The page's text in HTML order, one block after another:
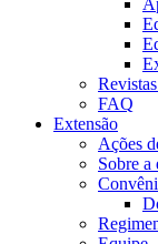
FAQ
Extensão
Ações
Sobre a